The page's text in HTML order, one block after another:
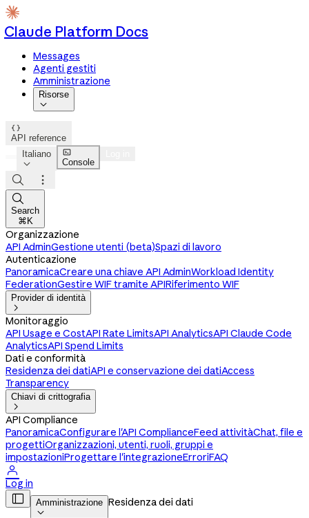
Claude Platform Docs
Messages
Agenti gestiti
Amministrazione
Risorse


API reference
Italiano


Console



Search
⌘K
Organizzazione
API AdminGestione utenti (beta)Spazi di lavoro
Autenticazione
PanoramicaCreare una chiave API AdminWorkload Identity
FederationGestire WIF tramite APIRiferimento WIF
Provider di identità

Monitoraggio
API Usage e CostAPI Rate LimitsAPI AnalyticsAPI Claude Code
AnalyticsAPI Spend Limits
Dati e conformità
Residenza dei datiAPI e conservazione dei datiAccess
Transparency
Chiavi di crittografia

API Compliance
PanoramicaConfigurare l'API ComplianceFeed attivitàChat, file e
progettiOrganizzazioni, utenti, ruoli, gruppi e
impostazioniProgettare l'integrazioneErroriFAQ

Log in
 Amministrazione

Residenza dei dati